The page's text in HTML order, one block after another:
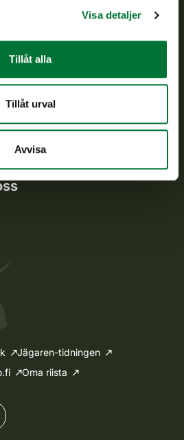
Visa detaljer
Tillåt alla
Tillåt urval
Avvisa
dispenser
Jägaren-tidningen
Oma riista